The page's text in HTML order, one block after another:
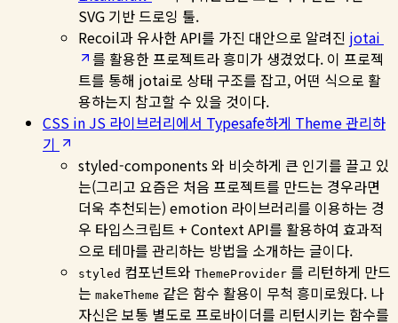
SVG 기반 드로잉 툴.
Recoil과 유사한 API를 가진 대안으로 알려진 jotai
를 활용한 프로젝트라 흥미가 생겼었다. 이 프로젝
트를 통해 jotai로 상태 구조를 잡고, 어떤 식으로 활
용하는지 참고할 수 있을 것이다.
CSS in JS 라이브러리에서 Typesafe하게 Theme 관리하
기
styled-components 와 비슷하게 큰 인기를 끌고 있
는(그리고 요즘은 처음 프로젝트를 만드는 경우라면
더욱 추천되는) emotion 라이브러리를 이용하는 경
우 타입스크립트 + Context API를 활용하여 효과적
으로 테마를 관리하는 방법을 소개하는 글이다.
styled 컴포넌트와 ThemeProvider 를 리턴하게 만드
는 makeTheme 같은 함수 활용이 무척 흥미로웠다. 나
자신은 보통 별도로 프로바이더를 리턴시키는 함수를